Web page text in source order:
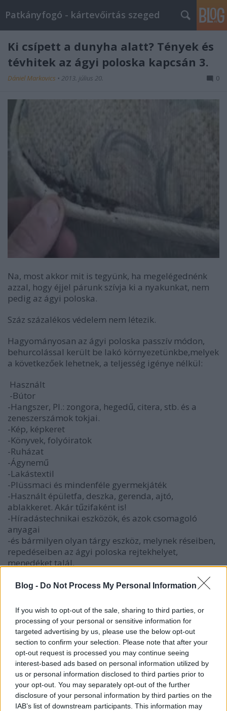
Blog - Do Not Process My Personal Information
If you wish to opt-out of the sale, sharing to third parties, or
processing of your personal or sensitive information for
targeted advertising by us, please use the below opt-out
section to confirm your selection. Please note that after your
opt-out request is processed you may continue seeing
interest-based ads based on personal information utilized by
us or personal information disclosed to third parties prior to
your opt-out. You may separately opt-out of the further
disclosure of your personal information by third parties on the
IAB’s list of downstream participants. This information may
Patkányfogó - kártevőirtás szeged
Ki csípett a dunyha alatt? Tények és
tévhitek az ágyi poloska kapcsán 3.
Dániel Markovics • 2013. július 20. 0
Na, most akkor mit is tegyünk, ha megelégednénk
azzal, hogy éjjel párunk szívja ki a nyakunkat, nem
pedig az ágyi poloska.
Száz százalékos védelem nem létezik.
Hagyományosan az ágyi poloska passzív módon,
behurcolással került be lakó környezetünkbe,melyek
a következőek lehetnek, a teljesség igénye nélkül:
Használt
-Bútor
-Hangszer, Pl.: zongora, hegedű, citera, stb. és a
zeneszerszámok tokjai.
-Kép, képkeret
-Könyvek, folyóiratok
-Ruházat
-Ágynemű
-Lakástextil
-Plüssmaci és mindenféle gyermekjáték
-Használt épületfa, deszka, gerenda, ajtó,
ablakkeret. Akár tűzifaként is!
-Híradástechnikai eszközök, és azok csomagoló
anyagai
-és bármilyen olyan tárgy eszköz, melynek réseiben,
repedéseiben az ágyi poloska rejtekhelyet,
menedéket talál.
A 18/1998 (VI.3) NM rendelet 4-es számú melléklete
hatékonyan elejét vette az ágyi poloska járványszerű
terjedésének:
"Az ágyi poloska megtelepedésének és
elszaporodásának megelőzése érdekében évente
legalább két alkalommal irtószeres kezelést kell
végezni:
a) a szállodákban,
b) az üdülőkben,
c) a diákotthonokban,